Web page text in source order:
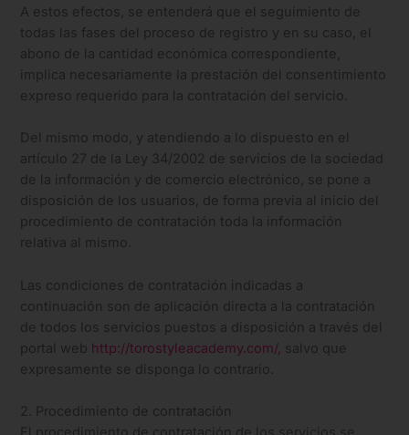
A estos efectos, se entenderá que el seguimiento de
todas las fases del proceso de registro y en su caso, el
abono de la cantidad económica correspondiente,
implica necesariamente la prestación del consentimiento
expreso requerido para la contratación del servicio.
Del mismo modo, y atendiendo a lo dispuesto en el
artículo 27 de la Ley 34/2002 de servicios de la sociedad
de la información y de comercio electrónico, se pone a
disposición de los usuarios, de forma previa al inicio del
procedimiento de contratación toda la información
relativa al mismo.
Las condiciones de contratación indicadas a
continuación son de aplicación directa a la contratación
de todos los servicios puestos a disposición a través del
portal web http://torostyleacademy.com/, salvo que
expresamente se disponga lo contrario.
2. Procedimiento de contratación